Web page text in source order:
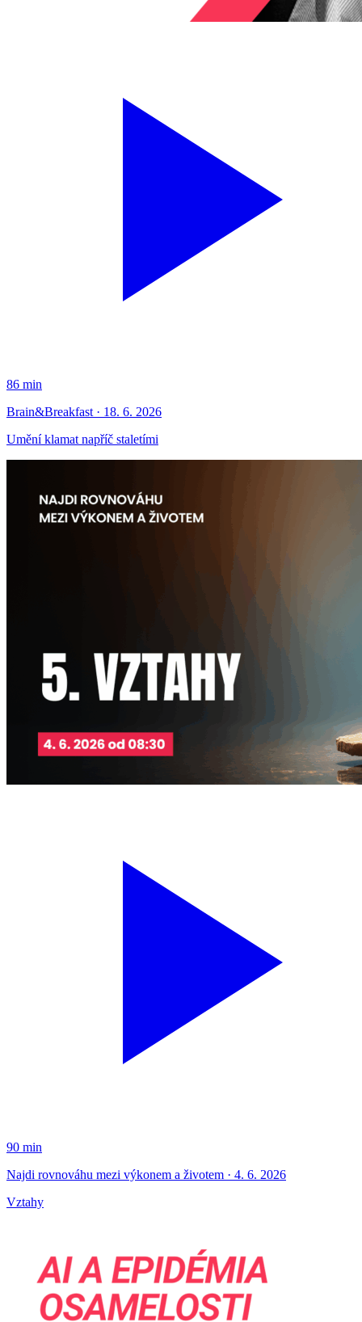
86 min
Brain&Breakfast · 18. 6. 2026
Umění klamat napříč staletími
90 min
Najdi rovnováhu mezi výkonem a životem · 4. 6. 2026
Vztahy